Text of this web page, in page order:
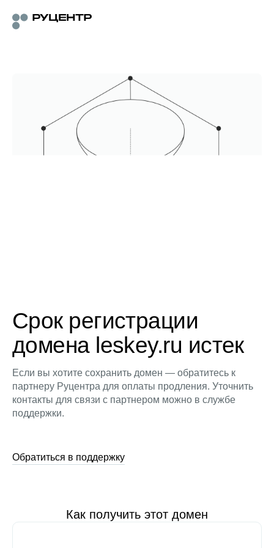
Срок регистрации
домена leskey.ru истек
Если вы хотите сохранить домен — обратитесь к
партнеру Руцентра для оплаты продления. Уточнить
контакты для связи с партнером можно в службе
поддержки.
Обратиться в поддержку
Как получить этот домен